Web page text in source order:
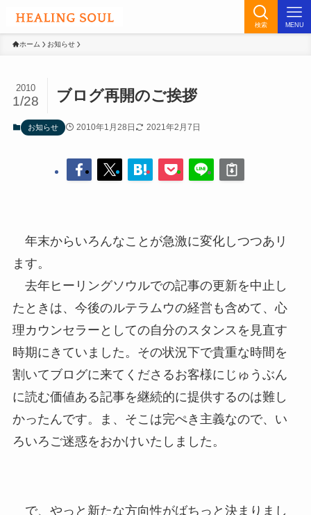
検索 MENU
ホーム お知らせ
ブログ再開のご挨拶
2010
1/28
お知らせ 2010年1月28日 2021年2月7日
年末からいろんなことが急激に変化しつつあリ
ます。
去年ヒーリングソウルでの記事の更新を中止し
たときは、今後のルテラムウの経営も含めて、心
理カウンセラーとしての自分のスタンスを見直す
時期にきていました。その状況下で貴重な時間を
割いてブログに来てくださるお客様にじゅうぶん
に読む価値ある記事を継続的に提供するのは難し
かったんです。ま、そこは完ぺき主義なので、い
ろいろご迷惑をおかけいたしました。
で、やっと新たな方向性がばちっと決まりまし